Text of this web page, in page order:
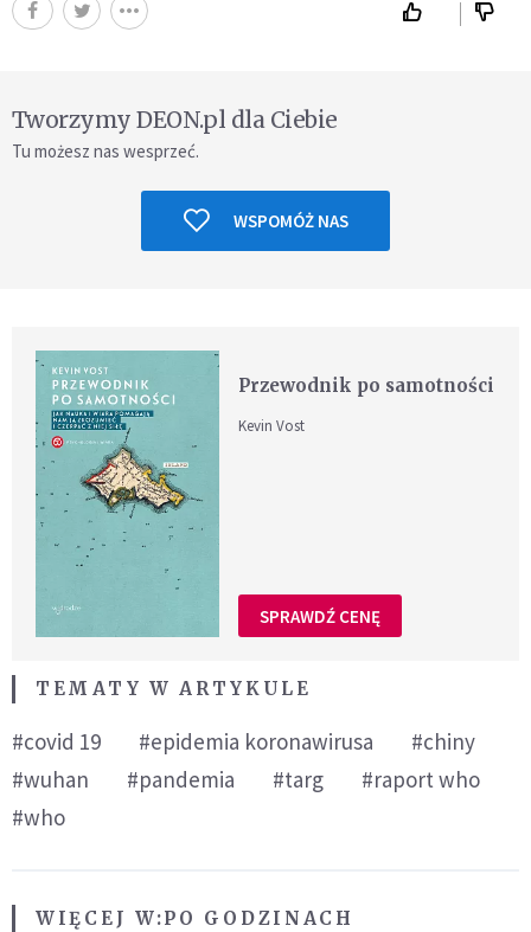
Tworzymy DEON.pl dla Ciebie
Tu możesz nas wesprzeć.
WSPOMÓŻ NAS
Przewodnik po samotności
Kevin Vost
SPRAWDŹ CENĘ
TEMATY W ARTYKULE
#covid 19 #epidemia koronawirusa
#chiny
#wuhan
#pandemia #targ
#raport who
#who
WIĘCEJ W:PO GODZINACH